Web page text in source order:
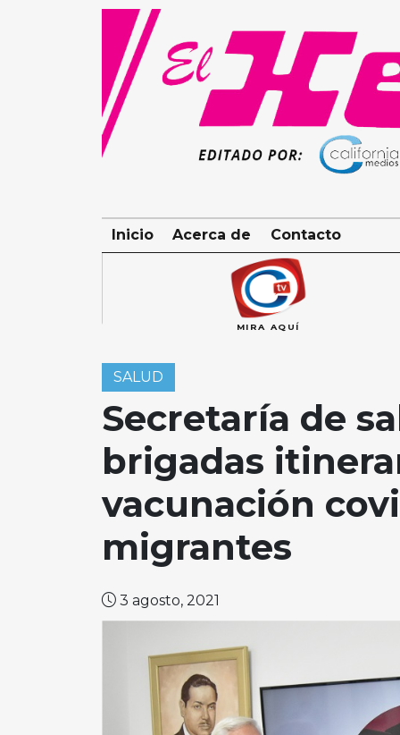
Inicio Acerca de Contacto
MIRA AQUÍ
SALUD
Secretaría de
brigadas
vacunación
migrantes
3 agosto, 2021